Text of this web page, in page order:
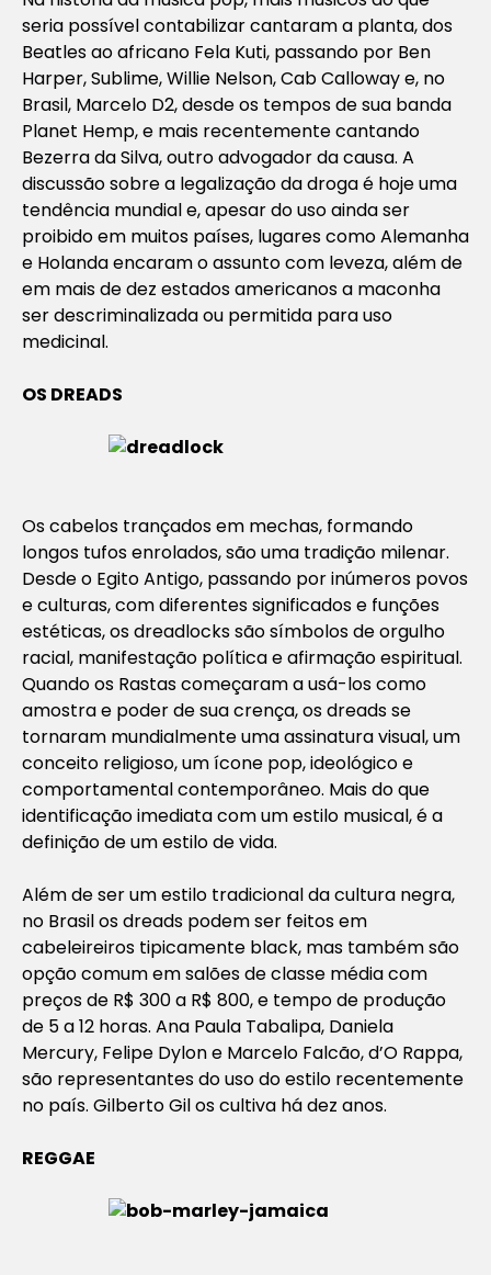
seria possível contabilizar cantaram a planta, dos
Beatles ao africano Fela Kuti, passando por Ben
Harper, Sublime, Willie Nelson, Cab Calloway e, no
Brasil, Marcelo D2, desde os tempos de sua banda
Planet Hemp, e mais recentemente cantando
Bezerra da Silva, outro advogador da causa. A
discussão sobre a legalização da droga é hoje uma
tendência mundial e, apesar do uso ainda ser
proibido em muitos países, lugares como Alemanha
e Holanda encaram o assunto com leveza, além de
em mais de dez estados americanos a maconha
ser descriminalizada ou permitida para uso
medicinal.
OS DREADS
Os cabelos trançados em mechas, formando
longos tufos enrolados, são uma tradição milenar.
Desde o Egito Antigo, passando por inúmeros povos
e culturas, com diferentes significados e funções
estéticas, os dreadlocks são símbolos de orgulho
racial, manifestação política e afirmação espiritual.
Quando os Rastas começaram a usá-los como
amostra e poder de sua crença, os dreads se
tornaram mundialmente uma assinatura visual, um
conceito religioso, um ícone pop, ideológico e
comportamental contemporâneo. Mais do que
identificação imediata com um estilo musical, é a
definição de um estilo de vida.
Além de ser um estilo tradicional da cultura negra,
no Brasil os dreads podem ser feitos em
cabeleireiros tipicamente black, mas também são
opção comum em salões de classe média com
preços de R$ 300 a R$ 800, e tempo de produção
de 5 a 12 horas. Ana Paula Tabalipa, Daniela
Mercury, Felipe Dylon e Marcelo Falcão, d’O Rappa,
são representantes do uso do estilo recentemente
no país. Gilberto Gil os cultiva há dez anos.
REGGAE